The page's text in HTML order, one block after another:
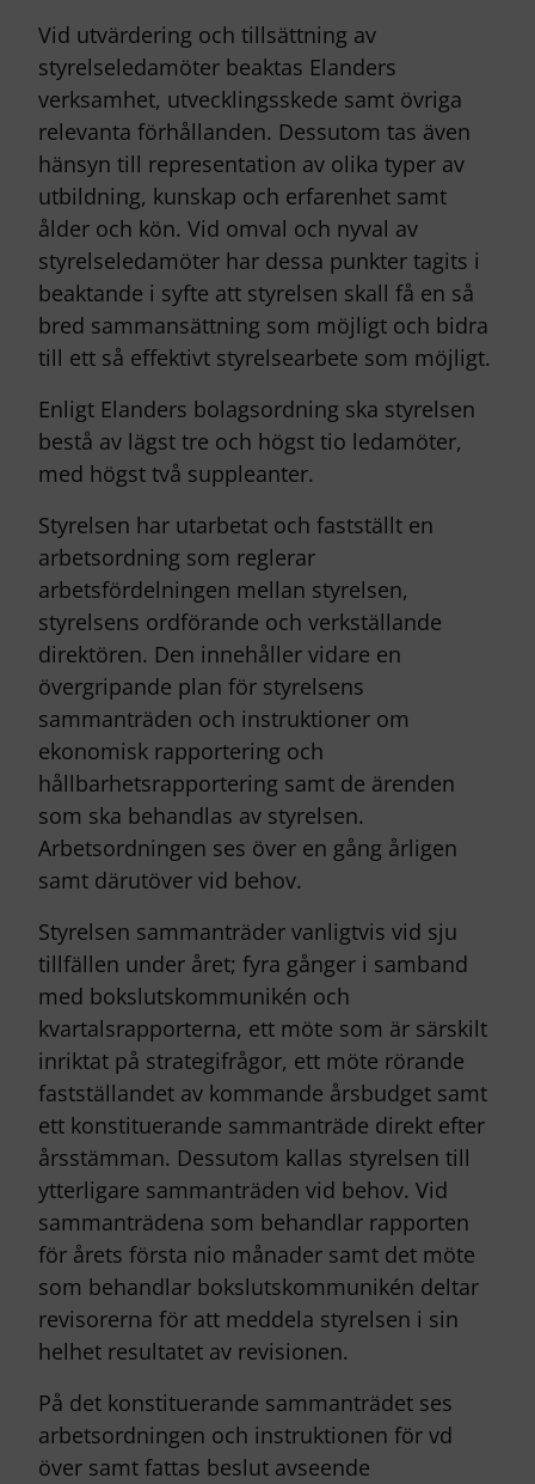
Vid utvärdering och tillsättning av
styrelseledamöter beaktas Elanders
verksamhet, utvecklingsskede samt övriga
relevanta förhållanden. Dessutom tas även
hänsyn till representation av olika typer av
utbildning, kunskap och erfarenhet samt
ålder och kön. Vid omval och nyval av
styrelseledamöter har dessa punkter tagits i
beaktande i syfte att styrelsen skall få en så
bred sammansättning som möjligt och bidra
till ett så effektivt styrelsearbete som möjligt.
Enligt Elanders bolagsordning ska styrelsen
bestå av lägst tre och högst tio ledamöter,
med högst två suppleanter.
Styrelsen har utarbetat och fastställt en
arbetsordning som reglerar
arbetsfördelningen mellan styrelsen,
styrelsens ordförande och verkställande
direktören. Den innehåller vidare en
övergripande plan för styrelsens
sammanträden och instruktioner om
ekonomisk rapportering och
hållbarhetsrapportering samt de ärenden
som ska behandlas av styrelsen.
Arbetsordningen ses över en gång årligen
samt därutöver vid behov.
Styrelsen sammanträder vanligtvis vid sju
tillfällen under året; fyra gånger i samband
med bokslutskommunikén och
kvartalsrapporterna, ett möte som är särskilt
inriktat på strategifrågor, ett möte rörande
fastställandet av kommande årsbudget samt
ett konstituerande sammanträde direkt efter
årsstämman. Dessutom kallas styrelsen till
ytterligare sammanträden vid behov. Vid
sammanträdena som behandlar rapporten
för årets första nio månader samt det möte
som behandlar bokslutskommunikén deltar
revisorerna för att meddela styrelsen i sin
helhet resultatet av revisionen.
På det konstituerande sammanträdet ses
arbetsordningen och instruktionen för vd
över samt fattas beslut avseende